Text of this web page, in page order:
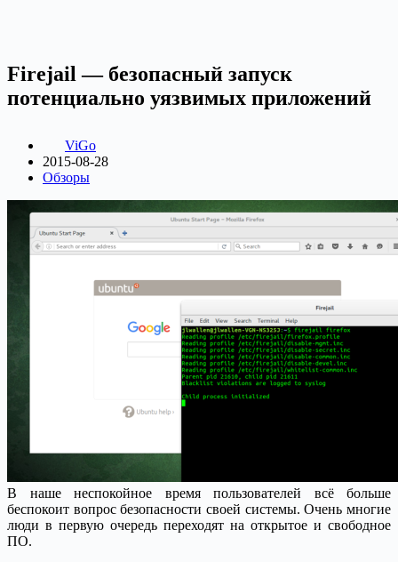
Firejail — безопасный запуск
потенциально уязвимых приложений
ViGo
2015-08-28
Обзоры
В наше неспокойное время пользователей всё больше
беспокоит вопрос безопасности своей системы. Очень многие
люди в первую очередь переходят на открытое и свободное
ПО.